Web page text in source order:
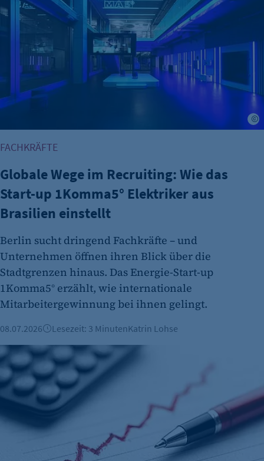
Zweck:
Es erlaubt eTracker Cookies zu setzen.
Cookie Laufzeit:
480 Tage
etracker Analytics
isSdEnabled
Anbieter:
etracker GmbH
Zweck:
Erkennung, ob bei dem Besucher die
Scrolltiefe gemessen wird.
Cookie Laufzeit:
24 Std.
FACHKRÄFTE
Globale Wege im Recruiting: Wie das
Start-up 1Komma5° Elektriker aus
Brasilien einstellt
Berlin sucht dringend Fachkräfte – und
Unternehmen öffnen ihren Blick über die
Stadtgrenzen hinaus. Das Energie-Start-up
1Komma5° erzählt, wie internationale
Mitarbeitergewinnung bei ihnen gelingt.
08.07.2026 Lesezeit: 3 MinutenKatrin Lohse
Arbeitsmarkt: Arbeitslosenquote weiter bei über 10 Prozent